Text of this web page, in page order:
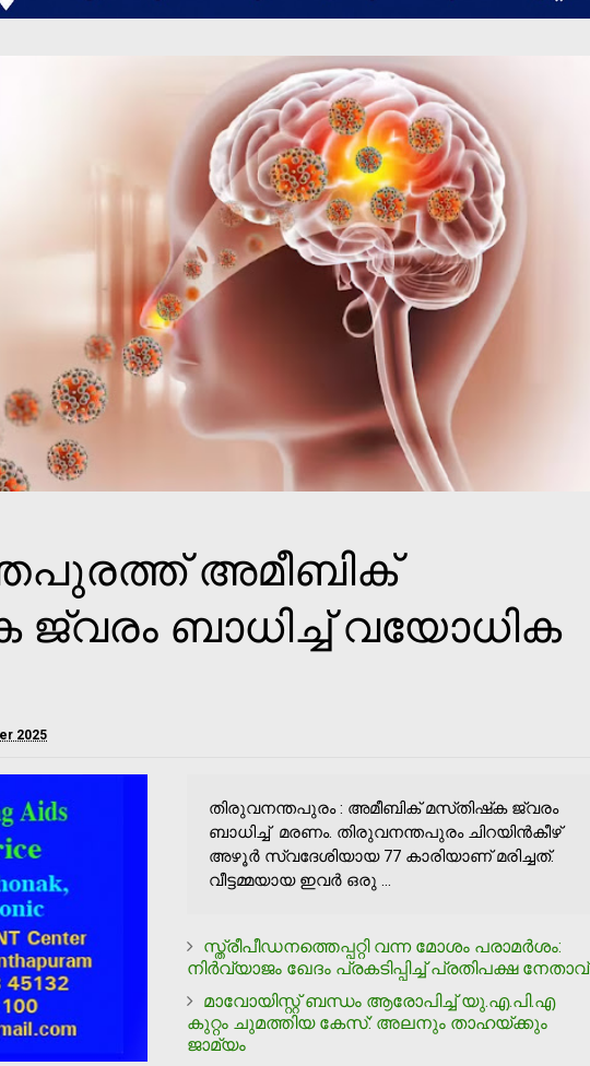
അമീബിക്
ബാധിച്ച് വയോധിക
2025
തിരുവനന്തപുരം : അമീബിക് മസ്‌തിഷ്‌ക ജ്വരം
ബാധിച്ച് മരണം. തിരുവനന്തപുരം ചിറയിൻകീഴ്
അഴൂർ സ്വദേശിയായ 77 കാരിയാണ് മരിച്ചത്.
വീട്ടമ്മയായ ഇവർ ഒരു ...
സ്ത്രീപീഡനത്തെപ്പറ്റി വന്ന മോശം പരാമര്‍ശം:
നിര്‍വ്യാജം ഖേദം പ്രകടിപ്പിച്ച് പ്രതിപക്ഷ നേതാവ്
മാവോയിസ്റ്റ് ബന്ധം ആരോപിച്ച് യു.എ.പി.എ
കുറ്റം ചുമത്തിയ കേസ്: അലനും താഹയ്ക്കും
ജാമ്യം